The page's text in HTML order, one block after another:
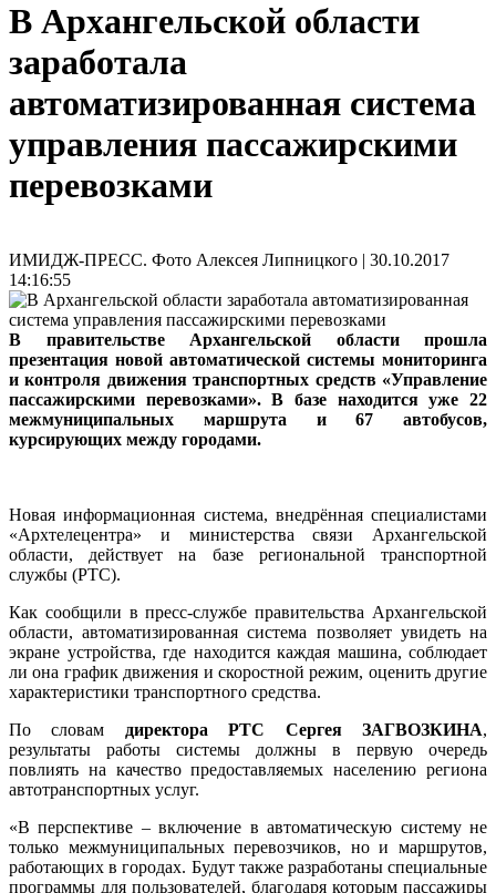
В Архангельской области
заработала
автоматизированная система
управления пассажирскими
перевозками
ИМИДЖ-ПРЕСС. Фото Алексея Липницкого | 30.10.2017
14:16:55
В правительстве Архангельской области прошла
презентация новой автоматической системы мониторинга
и контроля движения транспортных средств «Управление
пассажирскими перевозками». В базе находится уже 22
межмуниципальных маршрута и 67 автобусов,
курсирующих между городами.
Новая информационная система, внедрённая специалистами
«Архтелецентра» и министерства связи Архангельской
области, действует на базе региональной транспортной
службы (РТС).
Как сообщили в пресс-службе правительства Архангельской
области, автоматизированная система позволяет увидеть на
экране устройства, где находится каждая машина, соблюдает
ли она график движения и скоростной режим, оценить другие
характеристики транспортного средства.
По словам директора РТС Сергея ЗАГВОЗКИНА,
результаты работы системы должны в первую очередь
повлиять на качество предоставляемых населению региона
автотранспортных услуг.
«В перспективе – включение в автоматическую систему не
только межмуниципальных перевозчиков, но и маршрутов,
работающих в городах. Будут также разработаны специальные
программы для пользователей, благодаря которым пассажиры